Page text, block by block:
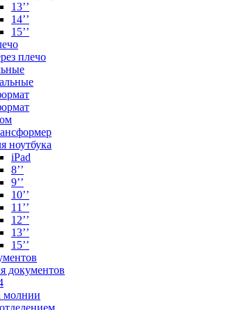
13’’
14’’
15’’
плечо
ноутбука
iPad
8’’
9’’
10’’
11’’
12’’
13’’
15’’
документов
молнии